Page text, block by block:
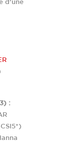
d’une
: